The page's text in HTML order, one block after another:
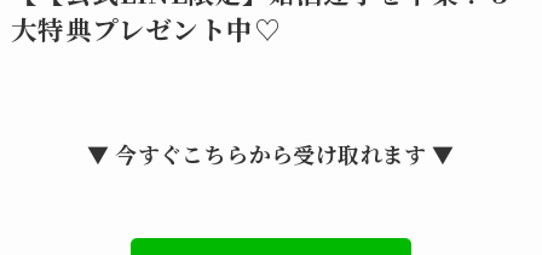
大特典プレゼント中♡
▼ 今すぐこちらから受け取れます ▼